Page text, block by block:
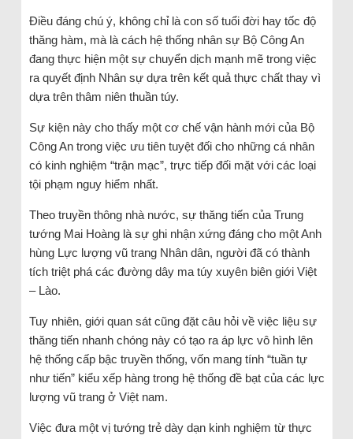
Điều đáng chú ý, không chỉ là con số tuổi đời hay tốc độ
thăng hàm, mà là cách hệ thống nhân sự Bộ Công An
đang thực hiện một sự chuyển dịch mạnh mẽ trong việc
ra quyết định Nhân sự dựa trên kết quả thực chất thay vì
dựa trên thâm niên thuần túy.
Sự kiện này cho thấy một cơ chế vận hành mới của Bộ
Công An trong việc ưu tiên tuyệt đối cho những cá nhân
có kinh nghiệm “trận mạc”, trực tiếp đối mặt với các loại
tội phạm nguy hiểm nhất.
Theo truyền thông nhà nước, sự thăng tiến của Trung
tướng Mai Hoàng là sự ghi nhận xứng đáng cho một Anh
hùng Lực lượng vũ trang Nhân dân, người đã có thành
tích triệt phá các đường dây ma túy xuyên biên giới Việt
– Lào.
Tuy nhiên, giới quan sát cũng đặt câu hỏi về việc liệu sự
thăng tiến nhanh chóng này có tạo ra áp lực vô hình lên
hệ thống cấp bậc truyền thống, vốn mang tính “tuần tự
như tiến” kiểu xếp hàng trong hệ thống đề bạt của các lực
lượng vũ trang ở Việt nam.
Việc đưa một vị tướng trẻ dày dạn kinh nghiệm từ thực